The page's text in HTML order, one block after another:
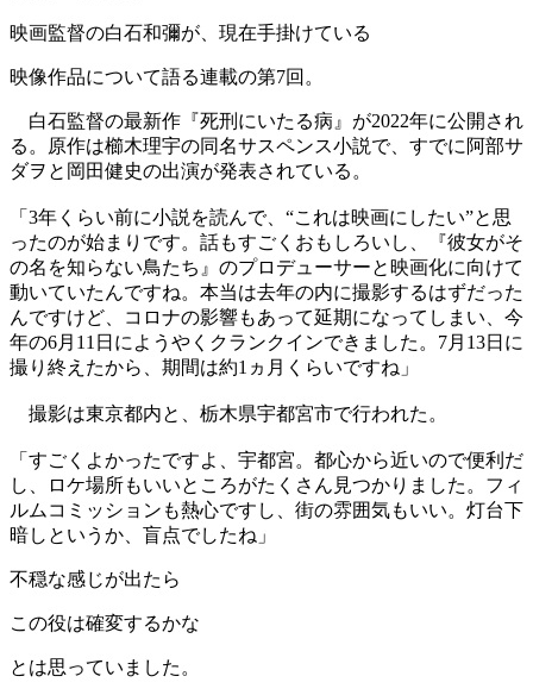
映画監督の白石和彌が、現在手掛けている
映像作品について語る連載の第7回。
白石監督の最新作『死刑にいたる病』が2022年に公開され
る。原作は櫛木理宇の同名サスペンス小説で、すでに阿部サ
ダヲと岡田健史の出演が発表されている。
「3年くらい前に小説を読んで、“これは映画にしたい”と思
ったのが始まりです。話もすごくおもしろいし、『彼女がそ
の名を知らない鳥たち』のプロデューサーと映画化に向けて
動いていたんですね。本当は去年の内に撮影するはずだった
んですけど、コロナの影響もあって延期になってしまい、今
年の6月11日にようやくクランクインできました。7月13日に
撮り終えたから、期間は約1ヵ月くらいですね」
撮影は東京都内と、栃木県宇都宮市で行われた。
「すごくよかったですよ、宇都宮。都心から近いので便利だ
し、ロケ場所もいいところがたくさん見つかりました。フィ
ルムコミッションも熱心ですし、街の雰囲気もいい。灯台下
暗しというか、盲点でしたね」
不穏な感じが出たら
この役は確変するかな
とは思っていました。